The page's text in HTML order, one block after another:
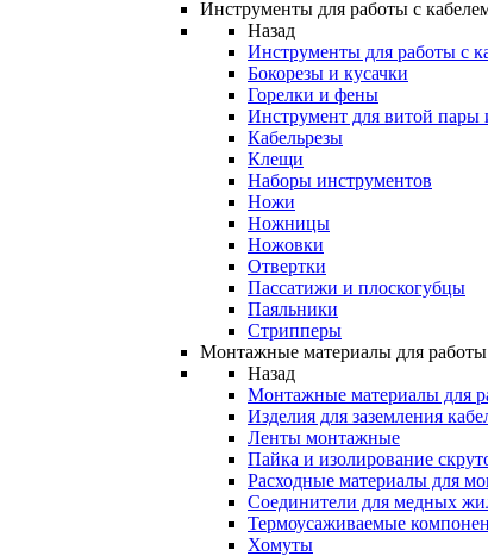
Инструменты для работы с
Назад
Инструменты для работы с
Бокорезы и кусачки
Горелки и фены
Инструмент для витой пары
Кабельрезы
Клещи
Наборы инструментов
Ножи
Ножницы
Ножовки
Отвертки
Пассатижи и плоскогубцы
Паяльники
Стрипперы
Монтажные материалы для работы
Назад
Монтажные материалы для
Изделия для заземления
Ленты монтажные
Пайка и изолирование
Расходные материалы для
Соединители для медных
Термоусаживаемые
Хомуты